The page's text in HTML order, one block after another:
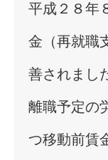
平成２８年
金（再就職
善されまし
離職予定の
つ移動前賃